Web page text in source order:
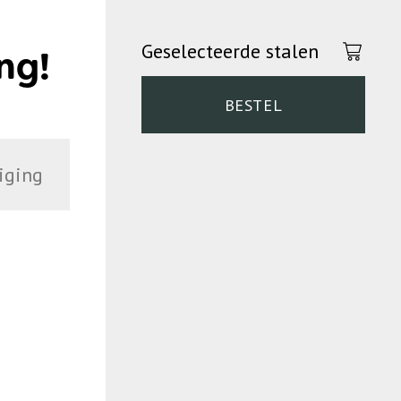
Geselecteerde stalen
BESTEL